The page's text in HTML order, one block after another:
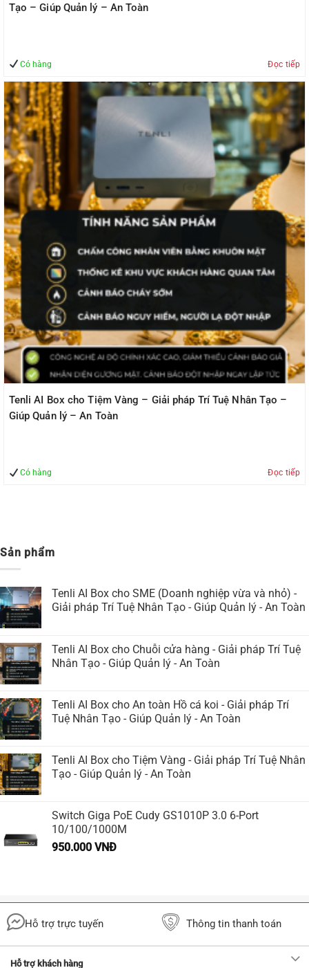
Tạo – Giúp Quản lý – An Toàn
Có hàng Đọc tiếp
Tenli AI Box cho Tiệm Vàng – Giải pháp Trí Tuệ Nhân Tạo –
Giúp Quản lý – An Toàn
Có hàng Đọc tiếp
Sản phẩm
Tenli AI Box cho SME (Doanh nghiệp vừa và nhỏ) -
Giải pháp Trí Tuệ Nhân Tạo - Giúp Quản lý - An Toàn
Tenli AI Box cho Chuỗi cửa hàng - Giải pháp Trí Tuệ
Nhân Tạo - Giúp Quản lý - An Toàn
Tenli AI Box cho An toàn Hồ cá koi - Giải pháp Trí
Tuệ Nhân Tạo - Giúp Quản lý - An Toàn
Tenli AI Box cho Tiệm Vàng - Giải pháp Trí Tuệ Nhân
Tạo - Giúp Quản lý - An Toàn
Switch Giga PoE Cudy GS1010P 3.0 6-Port
10/100/1000M
950.000 VNĐ
Hỗ trợ trực tuyến Thông tin thanh toán
Hỗ trợ khách hàng